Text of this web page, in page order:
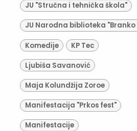
JU "Stručna i tehnička škola"
Komedije KP Tec
Ljubiša Savanović
Maja Kolundžija Zoroe
Manifestacija "Prkos fest"
Manifestacije